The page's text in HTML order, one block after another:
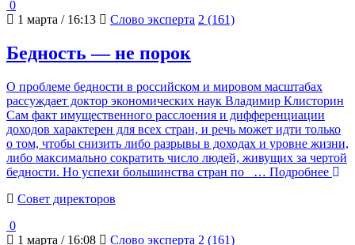
0
1 марта / 16:13
Слово эксперта 2 (161)
Бедность — не порок
О проблеме бедности в российском и мировом масштабах
рассуждает доктор экономических наук Владимир Клисторин
Сам факт имущественного расслоения и дифференциации
доходов характерен для всех стран, и речь может идти только
о том, чтобы снизить либо разрывы в доходах и уровне жизни,
либо максимально сократить число людей, живущих за чертой
бедности. Но успехи большинства стран по
… Подробнее
Cовет директоров
0
1 марта / 16:08
Слово эксперта 2 (161)